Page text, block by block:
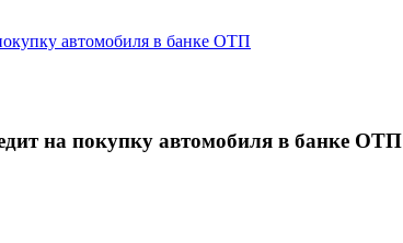
автомобиля в банке ОТП
на покупку автомобиля в банке ОТП